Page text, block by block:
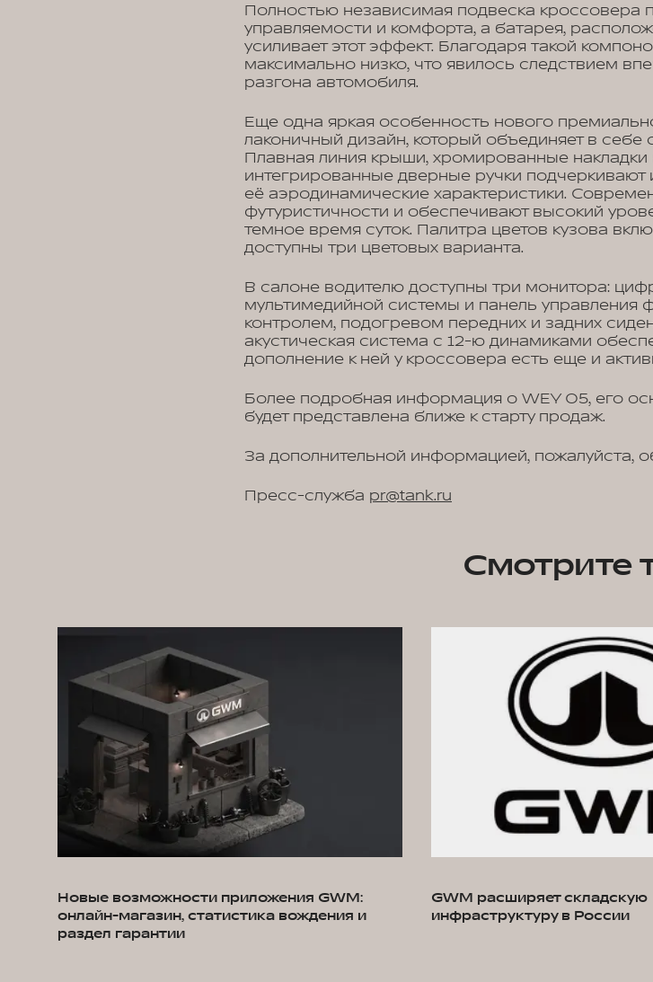
Полностью независимая подвеска кроссовера
управляемости и комфорта, а батарея,
усиливает этот эффект. Благодаря такой
максимально низко, что явилось следствием
разгона автомобиля.
Еще одна яркая особенность нового
лаконичный дизайн, который объединяет в себе
Плавная линия крыши, хромированные накладки
интегрированные дверные ручки
её аэродинамические характеристики.
футуристичности и обеспечивают высокий
темное время суток. Палитра цветов кузова
доступны три цветовых варианта.
В салоне водителю доступны три монитора:
мультимедийной системы и панель управления
контролем, подогревом передних и задних
акустическая система с 12-ю динамиками
дополнение к ней у кроссовера есть еще и
Более подробная информация о WEY 05, его
будет представлена ближе к старту продаж.
За дополнительной информацией, пожалуйста,
Пресс-служба pr@tank.ru
Смотрите
Новые возможности приложения GWM:
онлайн-магазин, статистика вождения и
раздел гарантии
GWM расширяет складскую
инфраструктуру в России